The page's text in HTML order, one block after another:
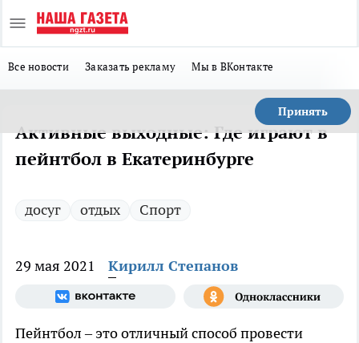
Все новости Заказать рекламу Мы в ВКонтакте
Принять
Активные выходные: Где играют в
пейнтбол в Екатеринбурге
досуг отдых Спорт
29 мая 2021 Кирилл Степанов
Пейнтбол – это отличный способ провести